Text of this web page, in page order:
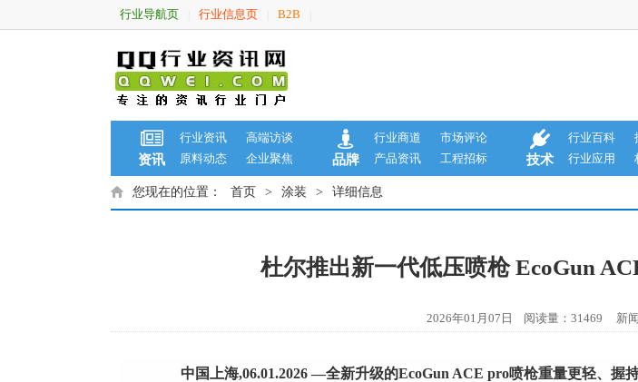
行业导航页 行业信息页 B2B
资讯
行业资讯
高端访谈
原料动态
企业聚焦 品牌
行业商道
市场评论
产品资讯
工程招标 技术
行业百科
行业应用
您现在的位置： 首页 > 涂装 > 详细信息
杜尔推出新一代低压喷枪 EcoGun
2026年01月07日 阅读量：31469 新
中国上海,06.01.2026 —全新升级的EcoGun ACE pro喷枪重量更轻、